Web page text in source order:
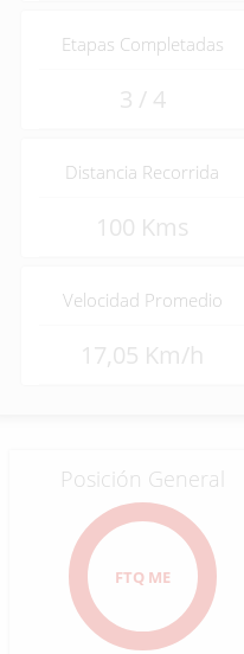
Etapas Completadas
3 / 4
Distancia Recorrida
100 Kms
Velocidad Promedio
17,05 Km/h
Posición General
FTQ ME